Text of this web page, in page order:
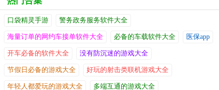
口袋精灵手游 警务政务服务软件大全
海量订单的网约车接单软件大全 必备的车载软件大全 医保app
开车必备的软件大全 没有防沉迷的游戏大全
节假日必备的游戏大全 好玩的射击类联机游戏大全
年轻人都爱玩的游戏大全 多端互通的游戏大全